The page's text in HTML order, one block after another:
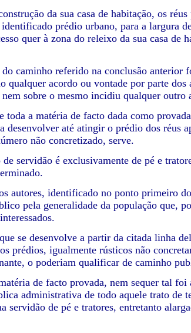
da sua casa de habitação, os
prédio urbano, para a largura
quer à zona do releixo da sua casa de
caminho referido na conclusão anterior
acordo ou vontade por parte dos
sobre o mesmo incidiu qualquer outro
toda a matéria de facto dada como
desenvolver até atingir o prédio dos réus
não concretizado, serve.
servidão é exclusivamente de pé e
autores, identificado no ponto primeiro
pela generalidade da população que,
se desenvolve a partir da citada linha
prédios, igualmente rústicos não
o poderiam qualificar de caminho
de facto provada, nem sequer tal
administrativa de todo aquele trato de
servidão de pé e tratores, entretanto